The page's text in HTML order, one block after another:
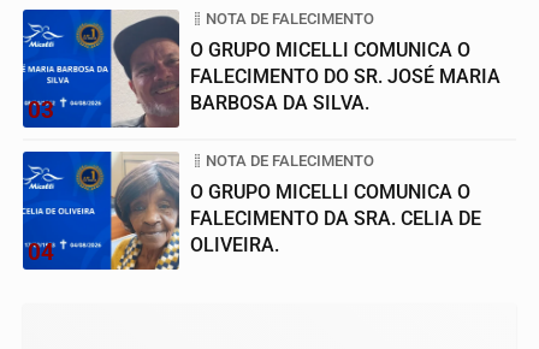
03
NOTA DE FALECIMENTO
O GRUPO MICELLI COMUNICA O
FALECIMENTO DO SR. JOSÉ MARIA
BARBOSA DA SILVA.
04
NOTA DE FALECIMENTO
O GRUPO MICELLI COMUNICA O
FALECIMENTO DA SRA. CELIA DE
OLIVEIRA.